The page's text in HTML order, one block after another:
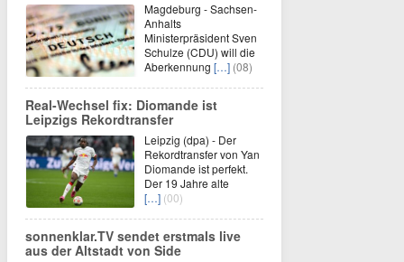
Magdeburg - Sachsen-
Anhalts
Ministerpräsident Sven
Schulze (CDU) will die
Aberkennung […] (08)
Real-Wechsel fix: Diomande ist
Leipzigs Rekordtransfer
Leipzig (dpa) - Der
Rekordtransfer von Yan
Diomande ist perfekt.
Der 19 Jahre alte
[…] (00)
sonnenklar.TV sendet erstmals live
aus der Altstadt von Side